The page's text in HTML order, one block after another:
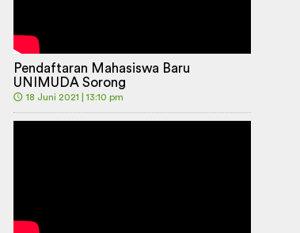
Pendaftaran Mahasiswa Baru
UNIMUDA Sorong
🕔 18 Juni 2021 | 13:10 pm